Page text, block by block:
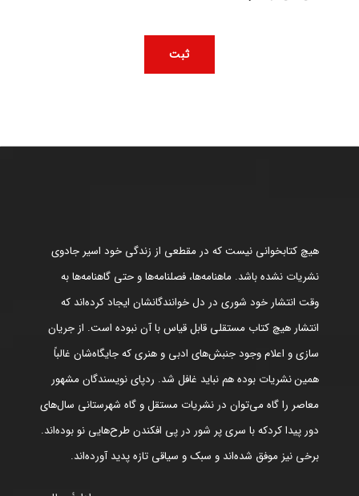
هیچ کتابخوانی نیست که در مقطعی از زندگی خود اسیر جادوی
نشریات نشده باشد. ماهنامه‌ها، فصلنامه‌ها و حتی گاهنامه‌ها به
وقت انتشار خود شوری در دل خوانندگانشان ایجاد کرده‌اند که
انتشار هیچ کتاب مستقلی قابل قیاس با آن نبوده است. از جریان
سازی و اعلام وجود جنبش‌های ادبی و هنری که جایگاه‌شان غالباً
همین نشریات بوده هم نباید غافل شد. ردپای نویسندگان مشهور
معاصر را گاه می‌توان در نشریات مستقل و گاه شهرستانی سال‌های
دور پیدا کردکه با سری پر شور در پی افکندن طرح‌هایی نو بوده‌اند.
برخی نیز موفق شده‌اند و سبک و سیاقی تازه پدید آورده‌اند.